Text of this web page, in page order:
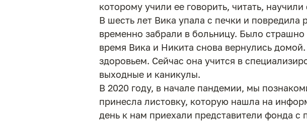
которому учили ее говорить, читать,
В шесть лет Вика упала с печки и повредила
временно забрали в больницу. Было
время Вика и Никита снова вернулись
здоровьем. Сейчас она учится в
выходные и каникулы.
В 2020 году, в начале пандемии, мы
принесла листовку, которую нашла на
день к нам приехали представители фонда